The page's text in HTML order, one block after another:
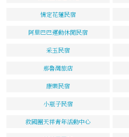
情定花蓮民宿
阿里巴巴運動休閒民宿
采玉民宿
那魯灣旅店
康樂民宿
小瓶子民宿
救國團天祥青年活動中心